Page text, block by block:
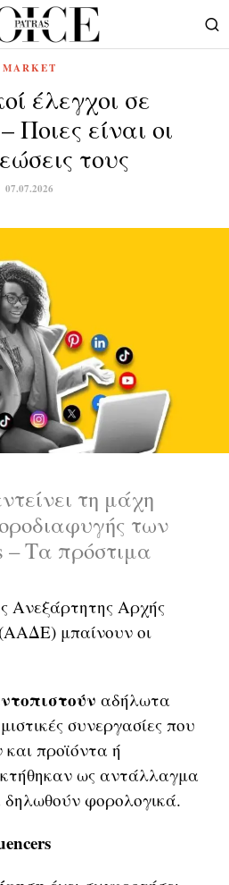
MARKET
έλεγχοι σε
Ποιες είναι οι
τους
07.07.2026
τη μάχη
των
– Τα πρόστιμα
Ανεξάρτητης Αρχής
μπαίνουν οι
αδήλωτα
συνεργασίες που
και προϊόντα ή
ως αντάλλαγμα
δηλωθούν φορολογικά.